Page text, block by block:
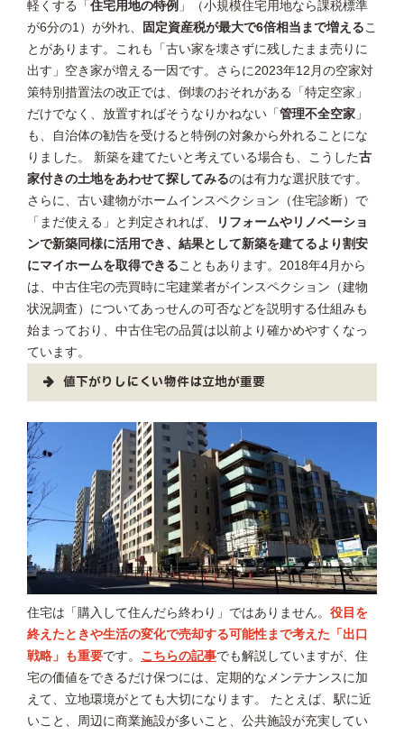
軽くする「住宅用地の特例 」（小規模住宅用地なら課税標準
が6分の1）が外れ、
固定資産税が最大で6倍相当まで増える こ
とがあります。これも「古い家を壊さずに残したまま売りに
出す」空き家が増える一因です。さらに2023年12月の空家対
策特別措置法の改正では、倒壊のおそれがある「特定空家」
だけでなく、放置すればそうなりかねない「管理不全空家 」
も、自治体の勧告を受けると特例の対象から外れることにな
りました。 新築を建てたいと考えている場合も、こうした古
家付きの土地をあわせて探してみるのは有力な選択肢です。
さらに、古い建物がホームインスペクション（住宅診断）で
「まだ使える」と判定されれば、
リフォームやリノベーショ
ンで新築同様に活用でき、結果として新築を建てるより割安
にマイホームを取得できる こともあります。2018年4月から
は、中古住宅の売買時に宅建業者がインスペクション（建物
状況調査）についてあっせんの可否などを説明する仕組みも
始まっており、中古住宅の品質は以前より確かめやすくなっ
ています。
値下がりしにくい物件は立地が重要
住宅は「購入して住んだら終わり」ではありません。 役目を
終えたときや生活の変化で売却する可能性まで考えた「出口
戦略」も重要です。 こちらの記事でも解説していますが、住
宅の価値をできるだけ保つには、定期的なメンテナンスに加
えて、立地環境がとても大切になります。 たとえば、駅に近
いこと、周辺に商業施設が多いこと、公共施設が充実してい